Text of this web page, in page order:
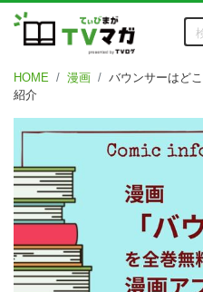
HOME 漫画
バウンサーはど
紹介